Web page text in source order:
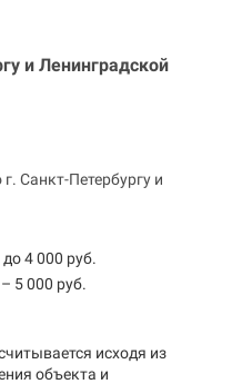
и Ленинградской
Санкт-Петербургу и
4 000 руб.
5 000 руб.
исходя из
объекта и